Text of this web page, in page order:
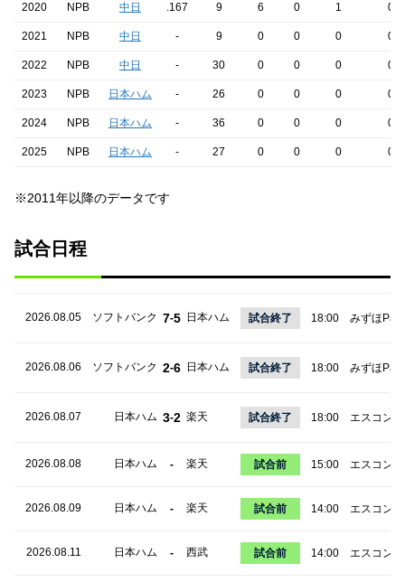
2020 NPB 中日 .167 9 6 0 1 0
2021 NPB 中日 - 9 0 0 0 0
2022 NPB 中日 - 30 0 0 0 0
2023 NPB 日本ハム - 26 0 0 0 0
2024 NPB 日本ハム - 36 0 0 0 0
2025 NPB 日本ハム - 27 0 0 0 0
※2011年以降のデータです
試合日程
2026.08.05 ソフトバンク 7-5 日本ハム 試合終了 18:00 みずほ
2026.08.06 ソフトバンク 2-6 日本ハム 試合終了 18:00 みずほ
2026.08.07 日本ハム 3-2 楽天 試合終了 18:00 エスコンF
2026.08.08 日本ハム - 楽天 試合前 15:00 エスコンF
2026.08.09 日本ハム - 楽天 試合前 14:00 エスコンF
2026.08.11 日本ハム - 西武 試合前 14:00 エスコンF